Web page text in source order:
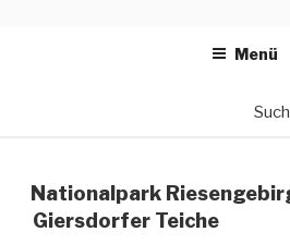
Menü
Nationalpark
Giersdorfer Teiche